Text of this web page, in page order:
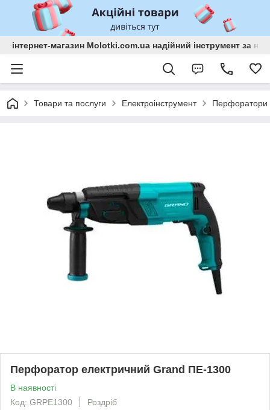
інтернет-магазин Molotki.com.ua надійний інструмент за
Товари та послуги Електроінструмент Перфоратори
Перфоратор електричний Grand ПЕ-1300
В наявності
Код: GRPE1300
Роздріб